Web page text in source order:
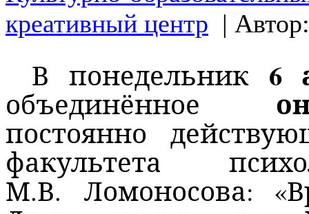
креативный центр |
В понедельник 6
объединённое
постоянно
факультета
М.В. Ломоносова: